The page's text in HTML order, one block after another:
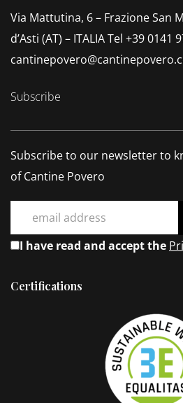
Via Mattutina, 6 – Frazione San
d’Asti (AT) – ITALIATel +39 0141
Subscribe
Subscribe to our newsletter to
of Cantine Povero
I have read and accept the
Certifications